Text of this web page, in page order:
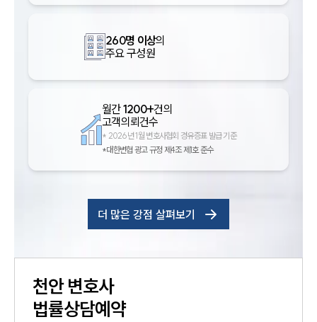
260명 이상의
주요 구성원
월간1200+건의
고객의뢰건수
* 2026년 1월 변호사협회 경유증표 발급 기준
*대한변협 광고 규정 제4조 제1호 준수
더 많은 강점 살펴보기
천안변호사
법률상담예약